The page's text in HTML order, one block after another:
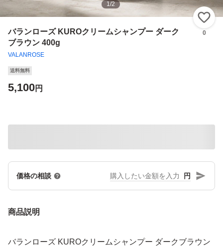
1/2
バランローズ KUROクリームシャンプー ダーク
ブラウン 400g
VALANROSE
0
送料無料
5,100円
価格の相談 円
商品説明
バランローズ KUROクリームシャンプー ダークブラウン